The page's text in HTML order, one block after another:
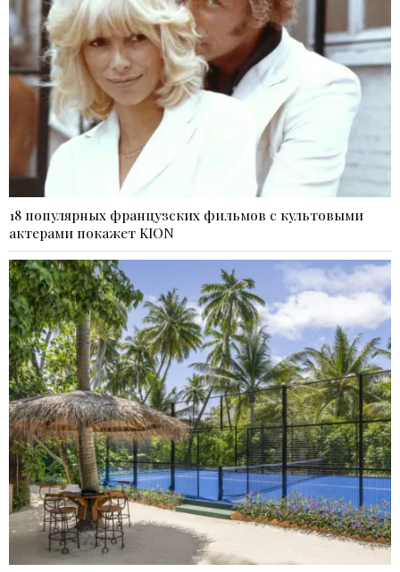
18 популярных французских фильмов с культовыми
актерами покажет KION